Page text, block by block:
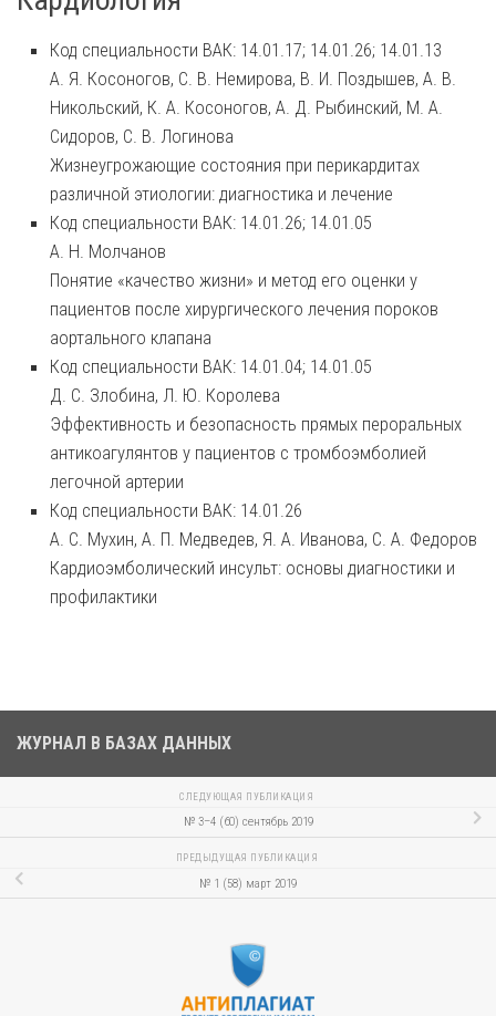
Код специальности ВАК: 14.01.17; 14.01.26; 14.01.13
А. Я. Косоногов, С. В. Немирова, В. И. Поздышев, А. В.
Никольский, К. А. Косоногов, А. Д. Рыбинский, М. А.
Сидоров, С. В. Логинова
Жизнеугрожающие состояния при перикардитах
различной этиологии: диагностика и лечение
Код специальности ВАК: 14.01.26; 14.01.05
А. Н. Молчанов
Понятие «качество жизни» и метод его оценки у
пациентов после хирургического лечения пороков
аортального клапана
Код специальности ВАК: 14.01.04; 14.01.05
Д. С. Злобина, Л. Ю. Королева
Эффективность и безопасность прямых пероральных
антикоагулянтов у пациентов с тромбоэмболией
легочной артерии
Код специальности ВАК: 14.01.26
А. С. Мухин, А. П. Медведев, Я. А. Иванова, С. А. Федоров
Кардиоэмболический инсульт: основы диагностики и
профилактики
ЖУРНАЛ В БАЗАХ ДАННЫХ
СЛЕДУЮЩАЯ ПУБЛИКАЦИЯ
№ 3–4 (60) сентябрь 2019
ПРЕДЫДУЩАЯ ПУБЛИКАЦИЯ
№ 1 (58) март 2019